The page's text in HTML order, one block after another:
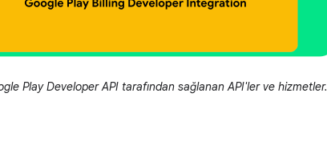
Play Developer API tarafından sağlanan API'ler ve hizmetler.